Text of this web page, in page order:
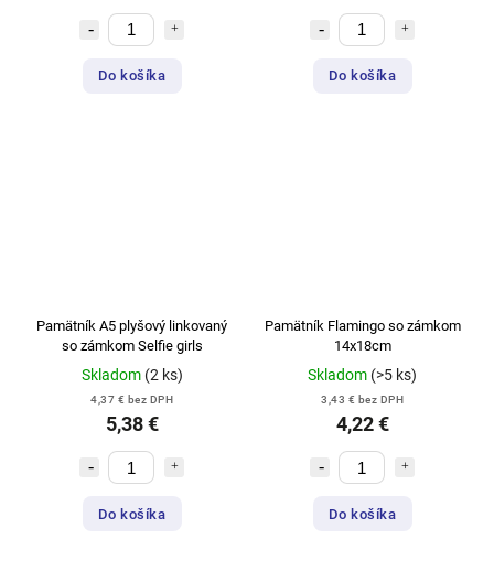
Do košíka Do košíka
Pamätník A5 plyšový linkovaný
so zámkom Selfie girls
Skladom (2 ks)
4,37 € bez DPH
5,38 €
Do košíka
Pamätník Flamingo so zámkom
14x18cm
Skladom (>5 ks)
3,43 € bez DPH
4,22 €
Do košíka